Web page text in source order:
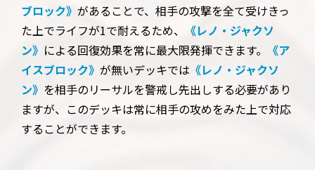
ブロック》 があることで、相手の攻撃を全て受けきっ
た上でライフが1で耐えるため、
《レノ・ジャクソ
ン》 による回復効果を常に最大限発揮できます。
《ア
イスブロック》 が無いデッキでは 《レノ・ジャクソ
ン》 を相手のリーサルを警戒し先出しする必要があり
ますが、このデッキは常に相手の攻めをみた上で対応
することができます。